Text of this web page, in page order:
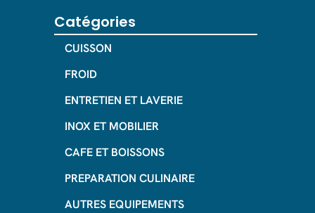
Catégories
CUISSON
FROID
ENTRETIEN ET LAVERIE
INOX ET MOBILIER
CAFE ET BOISSONS
PREPARATION CULINAIRE
AUTRES EQUIPEMENTS